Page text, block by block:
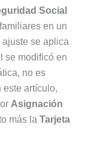
Social
en un
se aplica
se modificó en
no es
este artículo,
Asignación
más la Tarjeta